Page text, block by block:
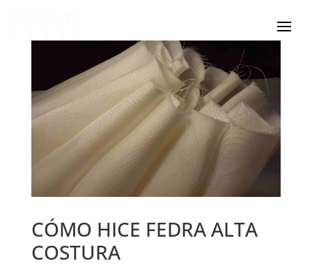
CÓMO HICE FEDRA ALTA
COSTURA